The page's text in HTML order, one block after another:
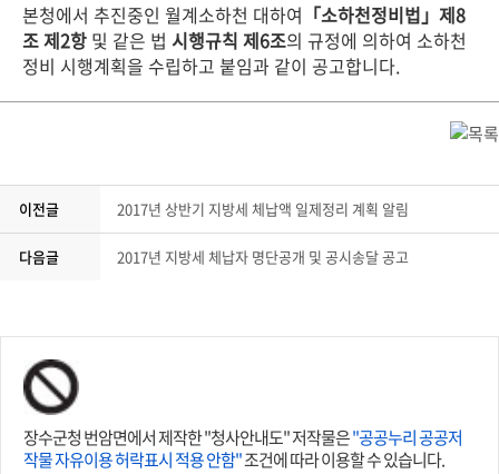
본청에서 추진중인 월계소하천 대하여 「소하천정비법」제8
조 제2항 및 같은 법 시행규칙 제6조의 규정에 의하여 소하천
정비 시행계획을 수립하고 붙임과 같이 공고합니다.
이전글 2017년 상반기 지방세 체납액 일제정리 계획 알림
다음글 2017년 지방세 체납자 명단공개 및 공시송달 공고
장수군청 번암면에서 제작한 "청사안내도" 저작물은"공공누리 공공저
작물 자유이용 허락표시 적용 안함"조건에 따라 이용할 수 있습니다.